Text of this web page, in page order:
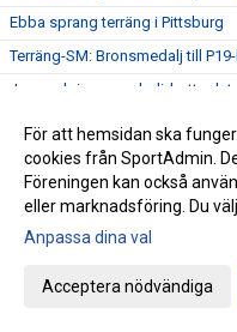
Ebba sprang terräng i Pittsburg
Terräng-SM: Bronsmedalj till
Janne skriver om
Terräng-SM: Kassaskåpssäkert
Terräng-SM: Silver till Nina i K55
Terräng-SM: Veteran-silver till
Stark trio juniorlöpare från IFK i
För att hemsidan ska
cookies från SportAdmin.
Föreningen kan också
eller marknadsföring. Du
Anpassa dina val
Acceptera nödvändiga